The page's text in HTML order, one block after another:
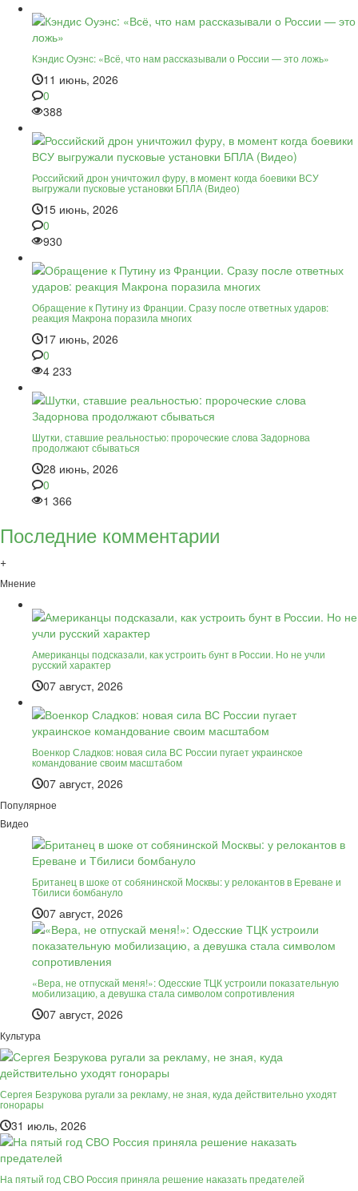
Кэндис Оуэнс: «Всё, что нам рассказывали о России — это ложь»
11 июнь, 2026
0
388
Российский дрон уничтожил фуру, в момент когда боевики ВСУ
выгружали пусковые установки БПЛА (Видео)
15 июнь, 2026
0
930
Обращение к Путину из Франции. Сразу после ответных ударов:
реакция Макрона поразила многих
17 июнь, 2026
0
4 233
Шутки, ставшие реальностью: пророческие слова Задорнова
продолжают сбываться
28 июнь, 2026
0
1 366
Последние комментарии
+
Мнение
Американцы подсказали, как устроить бунт в России. Но не учли
русский характер
07 август, 2026
Военкор Сладков: новая сила ВС России пугает украинское
командование своим масштабом
07 август, 2026
Популярное
Видео
Британец в шоке от собянинской Москвы: у релокантов в Ереване и
Тбилиси бомбануло
07 август, 2026
«Вера, не отпускай меня!»: Одесские ТЦК устроили показательную
мобилизацию, а девушка стала символом сопротивления
07 август, 2026
Культура
Сергея Безрукова ругали за рекламу, не зная, куда действительно уходят
гонорары
31 июль, 2026
На пятый год СВО Россия приняла решение наказать предателей